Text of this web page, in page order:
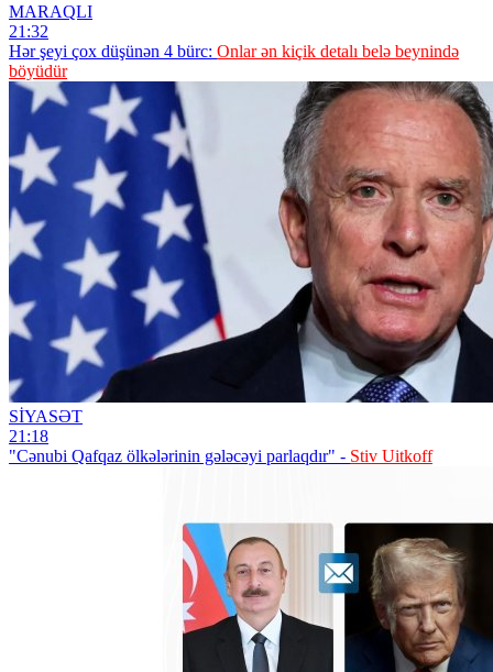
MARAQLI
21:32
Hər şeyi çox düşünən 4 bürc: Onlar ən kiçik detalı belə beynində
böyüdür
SİYASƏT
21:18
"Cənubi Qafqaz ölkələrinin gələcəyi parlaqdır" - Stiv Uitkoff